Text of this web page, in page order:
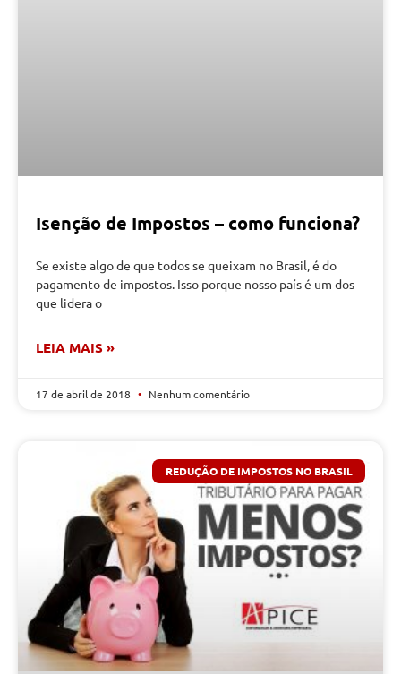
Isenção de Impostos – como funciona?
Se existe algo de que todos se queixam no Brasil, é do
pagamento de impostos. Isso porque nosso país é um dos
que lidera o
LEIA MAIS »
17 de abril de 2018 Nenhum comentário
REDUÇÃO DE IMPOSTOS NO BRASIL